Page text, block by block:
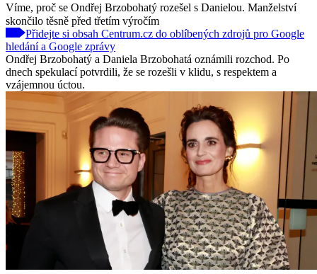
Víme, proč se Ondřej Brzobohatý rozešel s Danielou. Manželství
skončilo těsně před třetím výročím
Přidejte si obsah Centrum.cz do oblíbených zdrojů pro Google
hledání a Google zprávy
Ondřej Brzobohatý a Daniela Brzobohatá oznámili rozchod. Po
dnech spekulací potvrdili, že se rozešli v klidu, s respektem a
vzájemnou úctou.